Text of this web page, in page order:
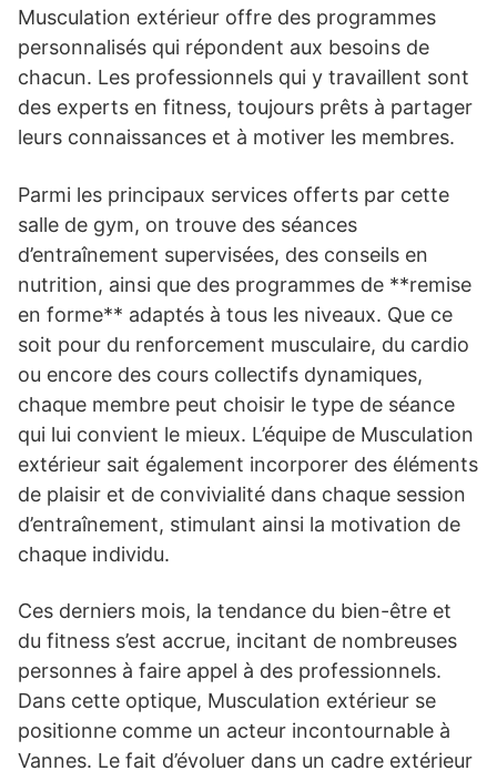
Musculation extérieur offre des programmes
personnalisés qui répondent aux besoins de
chacun. Les professionnels qui y travaillent sont
des experts en fitness, toujours prêts à partager
leurs connaissances et à motiver les membres.
Parmi les principaux services offerts par cette
salle de gym, on trouve des séances
d’entraînement supervisées, des conseils en
nutrition, ainsi que des programmes de **remise
en forme** adaptés à tous les niveaux. Que ce
soit pour du renforcement musculaire, du cardio
ou encore des cours collectifs dynamiques,
chaque membre peut choisir le type de séance
qui lui convient le mieux. L’équipe de Musculation
extérieur sait également incorporer des éléments
de plaisir et de convivialité dans chaque session
d’entraînement, stimulant ainsi la motivation de
chaque individu.
Ces derniers mois, la tendance du bien-être et
du fitness s’est accrue, incitant de nombreuses
personnes à faire appel à des professionnels.
Dans cette optique, Musculation extérieur se
positionne comme un acteur incontournable à
Vannes. Le fait d’évoluer dans un cadre extérieur